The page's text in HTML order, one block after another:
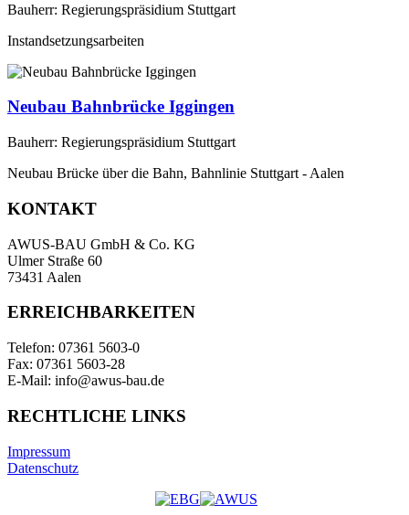
Bauherr: Regierungspräsidium Stuttgart
Instandsetzungsarbeiten
Neubau Bahnbrücke Iggingen
Bauherr: Regierungspräsidium Stuttgart
Neubau Brücke über die Bahn, Bahnlinie Stuttgart - Aalen
KONTAKT
AWUS-BAU GmbH & Co. KG
Ulmer Straße 60
73431 Aalen
ERREICHBARKEITEN
Telefon: 07361 5603-0
Fax: 07361 5603-28
E-Mail: info@awus-bau.de
RECHTLICHE LINKS
Impressum
Datenschutz